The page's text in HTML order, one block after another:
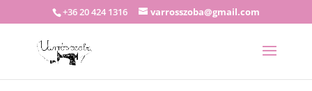
+36 20 424 1316 varrosszoba@gmail.com